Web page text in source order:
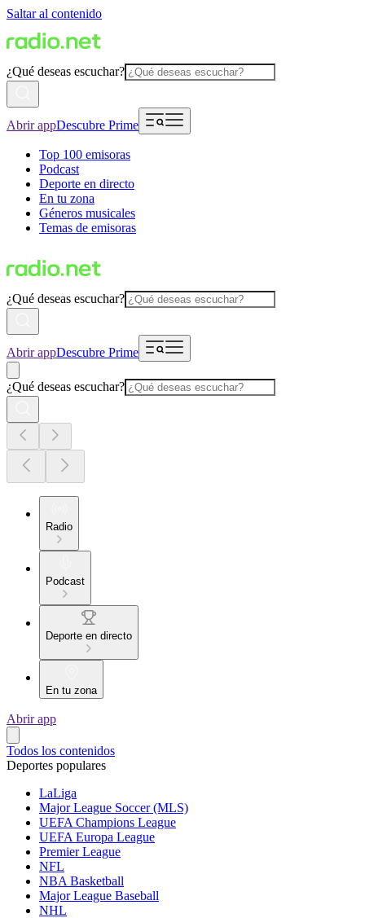
Saltar al contenido
¿Qué deseas escuchar?
Abrir appDescubre Prime
Top 100 emisoras
Podcast
Deporte en directo
En tu zona
Géneros musicales
Temas de emisoras
¿Qué deseas escuchar?
Abrir appDescubre Prime
¿Qué deseas escuchar?
Radio
Podcast
Deporte en directo
En tu zona
Abrir app
Todos los contenidos
Deportes populares
LaLiga
Major League Soccer (MLS)
UEFA Champions League
UEFA Europa League
Premier League
NFL
NBA Basketball
Major League Baseball
NHL